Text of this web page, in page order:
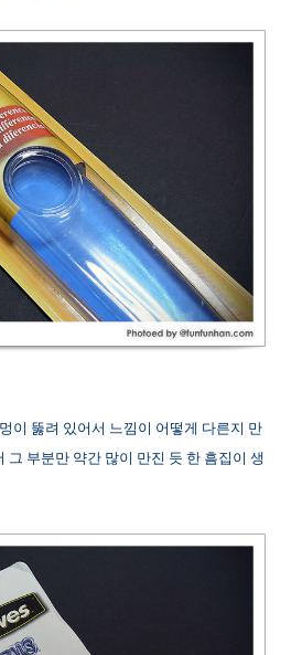
이 뚫려 있어서 느낌이 어떻게 다른지 만
그 부분만 약간 많이 만진 듯 한 흠집이 생